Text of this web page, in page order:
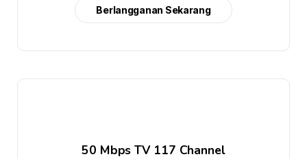
Berlangganan Sekarang
50 Mbps TV 117 Channel